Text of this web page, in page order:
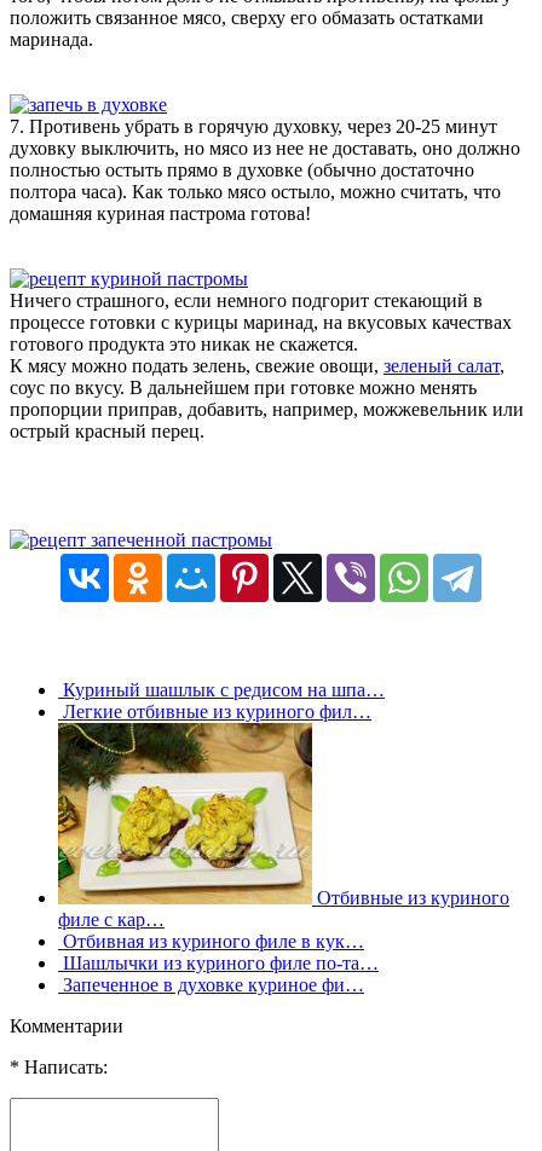
положить связанное мясо, сверху его обмазать остатками
маринада.
7. Противень убрать в горячую духовку, через 20-25 минут
духовку выключить, но мясо из нее не доставать, оно должно
полностью остыть прямо в духовке (обычно достаточно
полтора часа). Как только мясо остыло, можно считать, что
домашняя куриная пастрома готова!
Ничего страшного, если немного подгорит стекающий в
процессе готовки с курицы маринад, на вкусовых качествах
готового продукта это никак не скажется.
К мясу можно подать зелень, свежие овощи, зеленый салат,
соус по вкусу. В дальнейшем при готовке можно менять
пропорции приправ, добавить, например, можжевельник или
острый красный перец.
Куриный шашлык с редисом на шпа…
Легкие отбивные из куриного фил…
Отбивные из куриного
филе с кар…
Отбивная из куриного филе в кук…
Шашлычки из куриного филе по-та…
Запеченное в духовке куриное фи…
Комментарии
* Написать: